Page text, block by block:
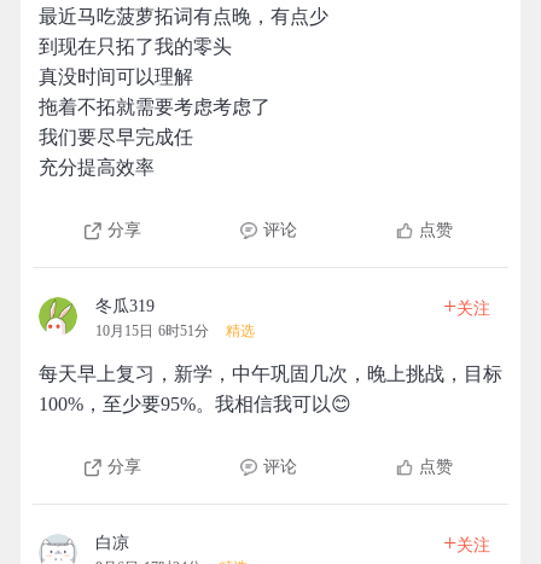
最近马吃菠萝拓词有点晚，有点少
到现在只拓了我的零头
真没时间可以理解
拖着不拓就需要考虑考虑了
我们要尽早完成任
充分提高效率
分享 评论 点赞
冬瓜319
10月15日 6时51分 精选
+关注
每天早上复习，新学，中午巩固几次，晚上挑战，目标
100%，至少要95%。我相信我可以😊
分享 评论 点赞
白凉 +关注